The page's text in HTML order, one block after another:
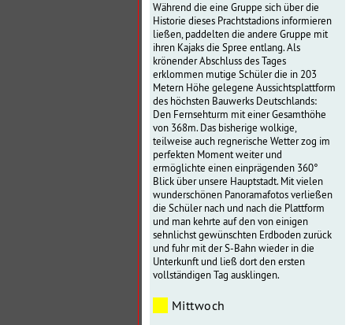
Während die eine Gruppe sich über die
Historie dieses Prachtstadions informieren
ließen, paddelten die andere Gruppe mit
ihren Kajaks die Spree entlang. Als
krönender Abschluss des Tages
erklommen mutige Schüler die in 203
Metern Höhe gelegene Aussichtsplattform
des höchsten Bauwerks Deutschlands:
Den Fernsehturm mit einer Gesamthöhe
von 368m. Das bisherige wolkige,
teilweise auch regnerische Wetter zog im
perfekten Moment weiter und
ermöglichte einen einprägenden 360°
Blick über unsere Hauptstadt. Mit vielen
wunderschönen Panoramafotos verließen
die Schüler nach und nach die Plattform
und man kehrte auf den von einigen
sehnlichst gewünschten Erdboden zurück
und fuhr mit der S-Bahn wieder in die
Unterkunft und ließ dort den ersten
vollständigen Tag ausklingen.
Mittwoch